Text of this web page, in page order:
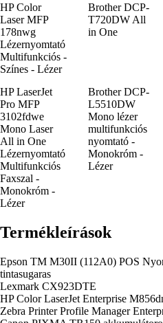
HP Color
Laser MFP
178nwg
Lézernyomtató
Multifunkciós -
Színes - Lézer
Brother DCP-
T720DW All
in One
HP LaserJet
Pro MFP
3102fdwe
Mono Laser
All in One
Lézernyomtató
Multifunkciós
Faxszal -
Monokróm -
Lézer
Brother DCP-
L5510DW
Mono lézer
multifunkciós
nyomtató -
Monokróm -
Lézer
Termékleírások
Epson TM M30II (112A0) POS
tintasugaras
Lexmark CX923DTE
HP Color LaserJet Enterprise
Zebra Printer Profile Manager